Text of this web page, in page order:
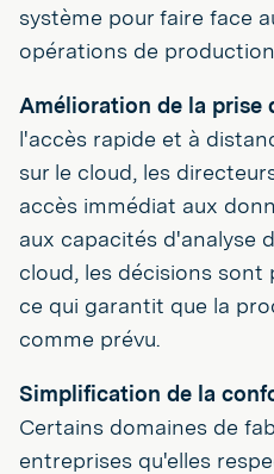
système pour faire face
opérations de
Amélioration de la prise
l'accès rapide et à
sur le cloud, les
accès immédiat aux
aux capacités d'analyse
cloud, les décisions sont
ce qui garantit que la
comme prévu.
Simplification de la
Certains domaines de
entreprises qu'elles